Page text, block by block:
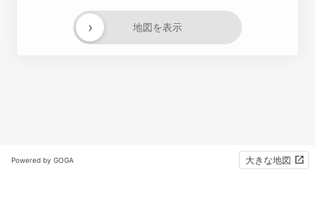
地図を表示
›
Powered by GOGA 大きな地図